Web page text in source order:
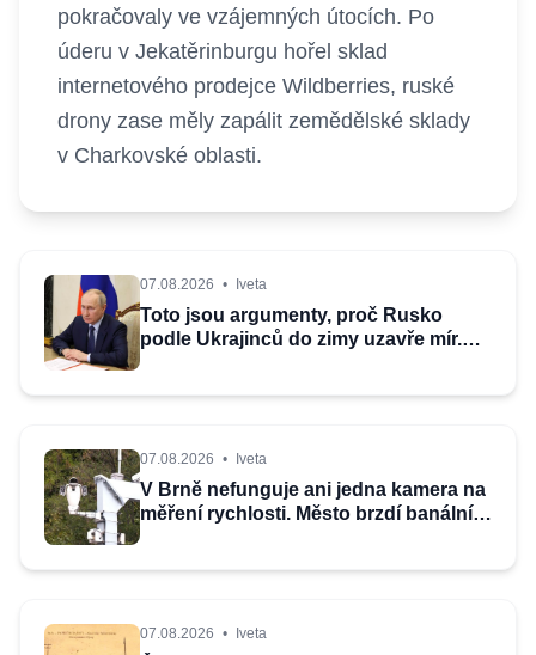
pokračovaly ve vzájemných útocích. Po
úderu v Jekatěrinburgu hořel sklad
internetového prodejce Wildberries, ruské
drony zase měly zapálit zemědělské sklady
v Charkovské oblasti.
07.08.2026 • Iveta
Toto jsou argumenty, proč Rusko
podle Ukrajinců do zimy uzavře mír.
07.08.2026 • Iveta
V Brně nefunguje ani jedna kamera na
měření rychlosti. Město brzdí banální
07.08.2026 • Iveta